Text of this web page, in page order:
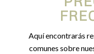
Aquí encontrarás
comunes sobre